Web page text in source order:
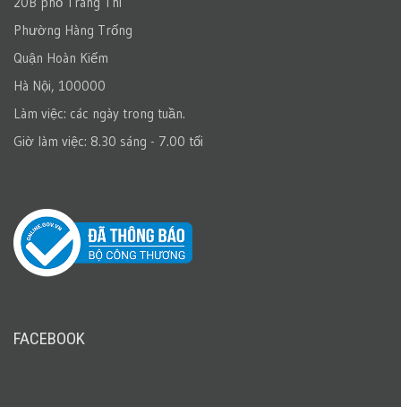
Phường Hàng Trống
Quận Hoàn Kiếm
Hà Nội, 100000
Làm việc: các ngày trong tuần.
Giờ làm việc: 8.30 sáng - 7.00 tối
FACEBOOK